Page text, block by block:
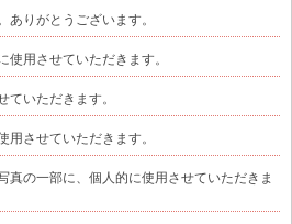
りがとうございます。
使用させていただきます。
ていただきます。
用させていただきます。
真の一部に、個人的に使用させていただきま